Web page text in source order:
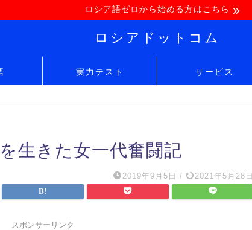
ロシア語ゼロから始める方はこちら
ロシアドットコム
実力テスト サービス
生きた女一代奮闘記
2019年9月5日 / 2021年5月28日
スポンサーリンク